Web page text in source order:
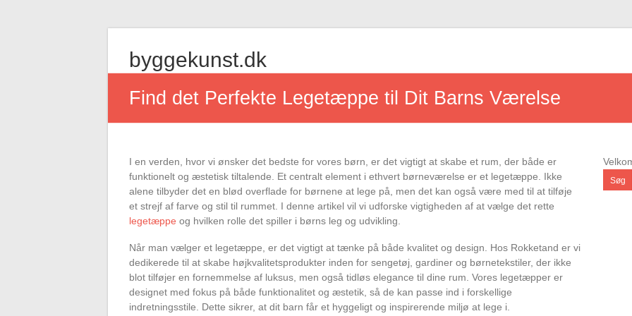
contentbyggekunst.dk
Find det Perfekte Legetæppe til Dit Barns Værelse
I en verden, hvor vi ønsker det bedste for vores børn, er det vigtigt at skabe et rum, der både er
funktionelt og æstetisk tiltalende. Et centralt element i ethvert børneværelse er et legetæppe. Ikke
alene tilbyder det en blød overflade for børnene at lege på, men det kan også være med til at tilføje
et strejf af farve og stil til rummet. I denne artikel vil vi udforske vigtigheden af at vælge det rette
legetæppe og hvilken rolle det spiller i børns leg og udvikling.
Når man vælger et legetæppe, er det vigtigt at tænke på både kvalitet og design. Hos Rokketand er vi
dedikerede til at skabe højkvalitetsprodukter inden for sengetøj, gardiner og børnetekstiler, der ikke
blot tilføjer en fornemmelse af luksus, men også tidløs elegance til dine rum. Vores legetæpper er
designet med fokus på både funktionalitet og æstetik, så de kan passe ind i forskellige
indretningsstile. Dette sikrer, at dit barn får et hyggeligt og inspirerende miljø at lege i.
Søg